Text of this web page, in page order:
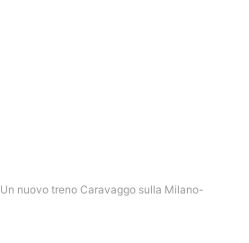
Un nuovo treno Caravaggo sulla Milano-